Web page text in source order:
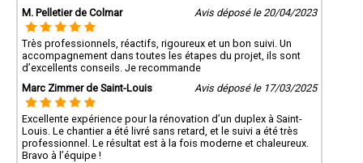
M. Pelletier de Colmar Avis déposé le 20/04/2023
Très professionnels, réactifs, rigoureux et un bon suivi. Un
accompagnement dans toutes les étapes du projet, ils sont
d’excellents conseils. Je recommande
Marc Zimmer de Saint-Louis
Avis déposé le 17/03/2025
Excellente expérience pour la rénovation d’un duplex à Saint-
Louis. Le chantier a été livré sans retard, et le suivi a été très
professionnel. Le résultat est à la fois moderne et chaleureux.
Bravo à l’équipe !